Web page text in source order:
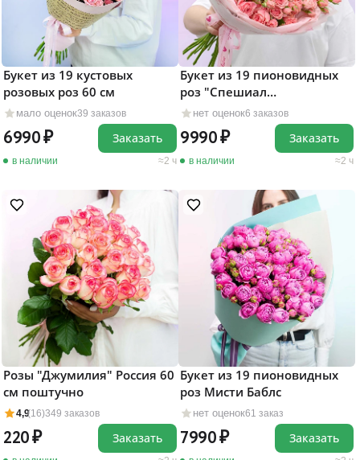
мало оценок39 заказов
Букет из 19 кустовых
розовых роз 60 см
6990
в наличии 2 ч
Заказать
нет оценок6 заказов
Букет из 19 пионовидных
роз "Спешиал
Дайменшенс"
9990
в наличии 2 ч
Заказать
4,9(16)349 заказов
Розы "Джумилия" Россия 60
см поштучно
220 Заказать
нет оценок61 заказ
Букет из 19 пионовидных
роз Мисти Баблс
7990 Заказать